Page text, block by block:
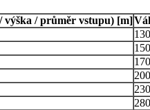
výška / průměr vstupu) [m]
130
150
170
200
230
280